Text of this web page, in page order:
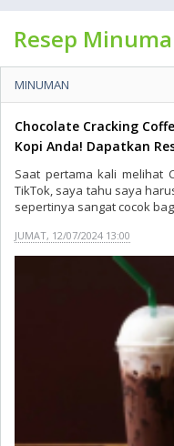
Resep
MINUMAN
Chocolate Cracking
Kopi Anda! Dapatkan
Saat pertama kali melihat
TikTok, saya tahu saya
sepertinya sangat cocok
JUMAT, 12/07/2024 13:00